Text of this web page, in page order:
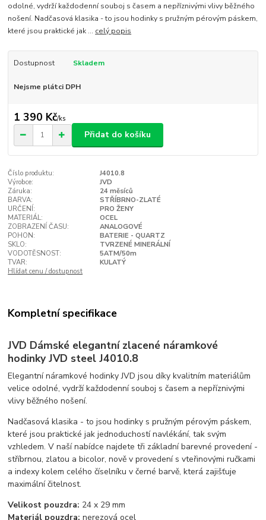
odolné, vydrží každodenní souboj s časem a nepříznivými vlivy běžného
nošení. Nadčasová klasika - to jsou hodinky s pružným pérovým páskem,
které jsou praktické jak ... celý popis
Dostupnost Skladem
Nejsme plátci DPH
1 390 Kč/ks
Přidat do košíku
Číslo produktu:
J4010.8
Výrobce:
JVD
Záruka:
24 měsíců
BARVA:
STŘÍBRNO-ZLATÉ
URČENÍ:
PRO ŽENY
MATERIÁL:
OCEL
ZOBRAZENÍ ČASU:
ANALOGOVÉ
POHON:
BATERIE - QUARTZ
SKLO:
TVRZENÉ MINERÁLNÍ
VODOTĚSNOST:
5ATM/50m
TVAR:
KULATÝ
Hlídat cenu / dostupnost
Kompletní specifikace
JVD Dámské elegantní zlacené náramkové
hodinky JVD steel J4010.8
Elegantní náramkové hodinky JVD jsou díky kvalitním materiálům
velice odolné, vydrží každodenní souboj s časem a nepříznivými
vlivy běžného nošení.
Nadčasová klasika - to jsou hodinky s pružným pérovým páskem,
které jsou praktické jak jednoduchostí navlékání, tak svým
vzhledem. V naší nabídce najdete tři základní barevné provedení -
stříbrnou, zlatou a bicolor, nově v provedení s vteřinovými ručkami
a indexy kolem celého číselníku v černé barvě, která zajišťuje
maximální čitelnost.
Velikost pouzdra: 24 x 29 mm
Materiál pouzdra: nerezová ocel